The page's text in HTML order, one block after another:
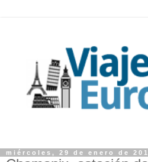
miércoles, 29 de enero de